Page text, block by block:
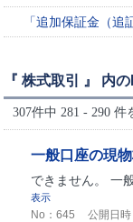
「追加保証金（追
『 株式取引 』 内
307件中 281 - 290 件
一般口座の現
できません。 一
表示
No：645 公開日